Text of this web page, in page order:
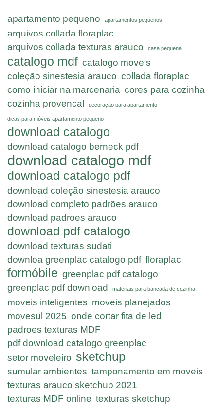
apartamento pequeno apartamentos pequenos
arquivos collada floraplac
arquivos collada texturas arauco
casa pequena
catalogo mdf catalogo moveis
coleção sinestesia arauco collada floraplac
como iniciar na marcenaria cores para cozinha
cozinha provencal
decoração para apartamento
dicas para móveis apartamento pequeno
download catalogo
download catalogo berneck pdf
download catalogo mdf
download catalogo pdf
download coleção sinestesia arauco
download completo padrões arauco
download padroes arauco
download pdf catalogo
download texturas sudati
downloa greenplac catalogo pdf floraplac
formóbile greenplac pdf catalogo
greenplac pdf download
materiais para bancada de cozinha
moveis inteligentes moveis planejados
movesul 2025 onde cortar fita de led
padroes texturas MDF
pdf download catalogo greenplac
setor moveleiro sketchup
sumular ambientes tamponamento em moveis
texturas arauco sketchup 2021
texturas MDF online texturas sketchup